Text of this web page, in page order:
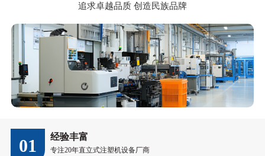
追求卓越品质 创造民族品牌
01 经验丰富
专注20年直立式注塑机设备厂商